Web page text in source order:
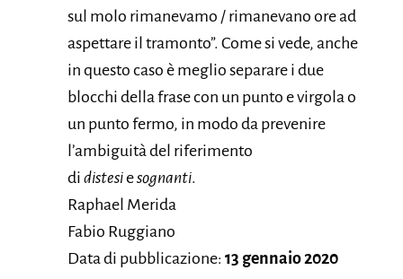
sul molo rimanevamo / rimanevano ore ad
aspettare il tramonto”. Come si vede, anche
in questo caso è meglio separare i due
blocchi della frase con un punto e virgola o
un punto fermo, in modo da prevenire
l’ambiguità del riferimento
di distesiesognanti.
Raphael Merida
Fabio Ruggiano
Data di pubblicazione: 13 gennaio 2020